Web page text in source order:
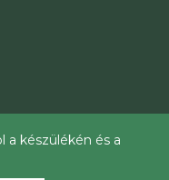
Országos
a készülékén és a